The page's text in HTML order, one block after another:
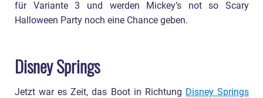
für Variante 3 und werden Mickey’s not so Scary
Halloween Party noch eine Chance geben.
Disney Springs
Jetzt war es Zeit, das Boot in Richtung Disney Springs